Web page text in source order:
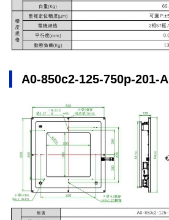
A0-850c2-125-750p-201-A